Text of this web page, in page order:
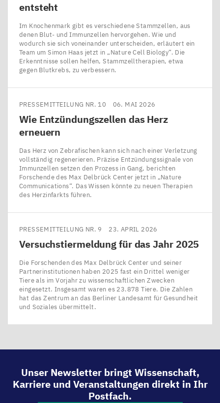
entsteht
Im Knochenmark gibt es verschiedene Stammzellen, aus
denen Blut- und Immunzellen hervorgehen. Wie und
wodurch sie sich voneinander unterscheiden, erläutert ein
Team um Simon Haas jetzt in ​„Nature Cell Biology“. Die
Erkenntnisse sollen helfen, Stammzelltherapien, etwa
gegen Blutkrebs, zu verbessern.
PRESSEMITTEILUNG NR. 10 06. MAI 2026
Wie Entzündungszellen das Herz
erneuern
Das Herz von Zebrafischen kann sich nach einer Verletzung
vollständig regenerieren. Präzise Entzündungssignale von
Immunzellen setzen den Prozess in Gang, berichten
Forschende des Max Delbrück Center jetzt in ​„Nature
Communications“. Das Wissen könnte zu neuen Therapien
des Herzinfarkts führen.
PRESSEMITTEILUNG NR. 9 23. APRIL 2026
Versuchstiermeldung für das Jahr 2025
Die Forschenden des Max Delbrück Center und seiner
Partnerinstitutionen haben 2025 fast ein Drittel weniger
Tiere als im Vorjahr zu wissenschaftlichen Zwecken
eingesetzt. Insgesamt waren es 23.878 Tiere. Die Zahlen
hat das Zentrum an das Berliner Landesamt für Gesundheit
und Soziales übermittelt.
Unser Newsletter bringt Wissenschaft,
Karriere und Veranstaltungen direkt in Ihr
Postfach.